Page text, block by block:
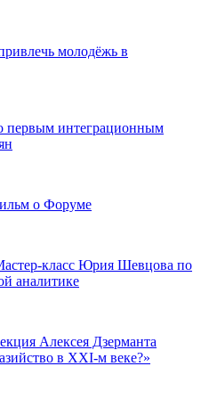
молодёжь в
первым интеграционным
о Форуме
класс Юрия Шевцова по
аналитике
Алексея Дзерманта
в XXI-м веке?»